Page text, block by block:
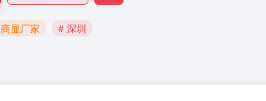
显厂家 # 深圳